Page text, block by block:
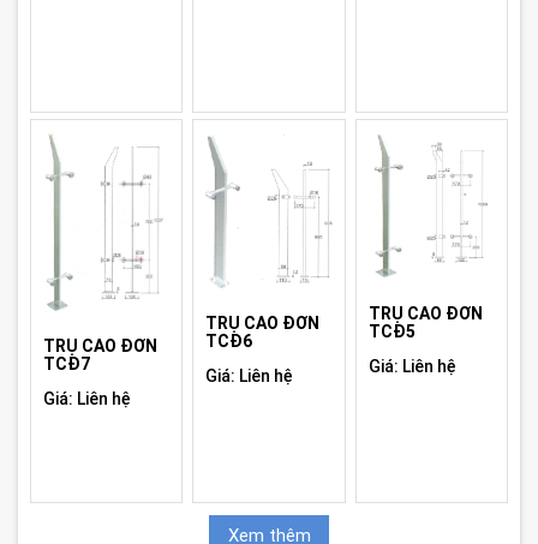
TRỤ CAO ĐƠN
TCĐ7
Giá: Liên hệ
TRỤ CAO ĐƠN
TCĐ6
Giá: Liên hệ
TRỤ CAO ĐƠN
TCĐ5
Giá: Liên hệ
Xem thêm